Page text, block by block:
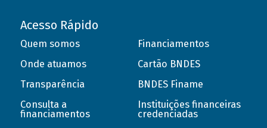
Acesso Rápido
Quem somos
Onde atuamos
Transparência
Consulta a
financiamentos
Financiamentos
Cartão BNDES
BNDES Finame
Instituições financeiras
credenciadas